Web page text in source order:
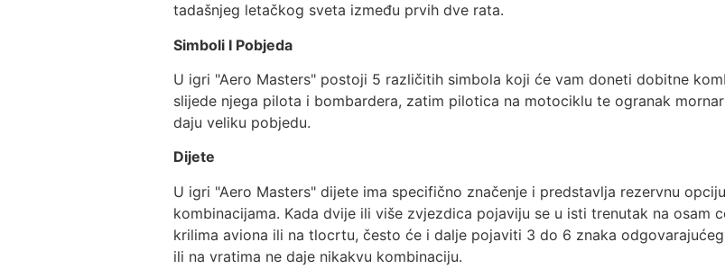
tadašnjeg letačkog sveta između prvih dve rata.
Simboli I Pobjeda
U igri "Aero Masters" postoji 5 različitih simbola koji će vam doneti dobitne
slijede njega pilota i bombardera, zatim pilotica na motociklu te ogranak
daju veliku pobjedu.
Dijete
U igri "Aero Masters" dijete ima specifično značenje i predstavlja rezervnu
kombinacijama. Kada dvije ili više zvjezdica pojaviju se u isti trenutak na osam
krilima aviona ili na tlocrtu, često će i dalje pojaviti 3 do 6 znaka
ili na vratima ne daje nikakvu kombinaciju.